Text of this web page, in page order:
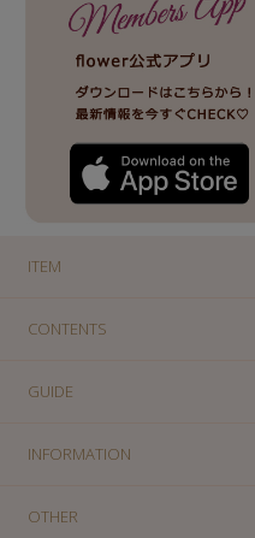
ITEM
CONTENTS
GUIDE
INFORMATION
OTHER